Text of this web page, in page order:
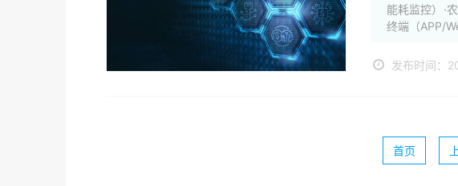
能耗监控）·
终端（APP/
发布时间：
首页